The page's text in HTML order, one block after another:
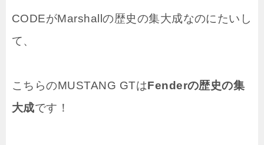
CODEがMarshallの歴史の集大成なのにたいし
て、
こちらのMUSTANG GTはFenderの歴史の集
大成です！